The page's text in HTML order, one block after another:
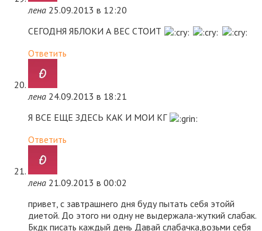
лена 25.09.2013 в 12:20
СЕГОДНЯ ЯБЛОКИ А ВЕС СТОИТ
Ответить
лена 24.09.2013 в 18:21
Я ВСЕ ЕЩЕ ЗДЕСЬ КАК И МОИ КГ
Ответить
лена 21.09.2013 в 00:02
привет, с завтрашнего дня буду пытать себя этойй
диетой. До этого ни одну не выдержала-жуткий слабак.
Бкдк писать каждый день Давай слабачка,возьми себя